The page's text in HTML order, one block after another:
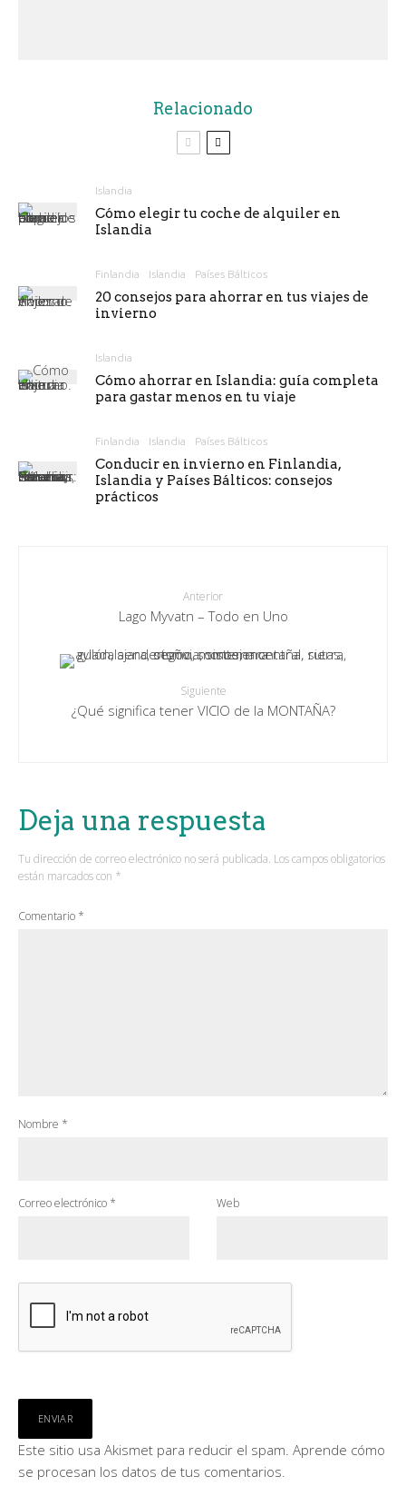
Relacionado
Islandia
Cómo elegir tu coche de alquiler en
Islandia
Finlandia Islandia Países Bálticos
20 consejos para ahorrar en tus viajes de
invierno
Islandia
Cómo ahorrar en Islandia: guía completa
para gastar menos en tu viaje
Finlandia Islandia Países Bálticos
Conducir en invierno en Finlandia,
Islandia y Países Bálticos: consejos
prácticos
Anterior
Lago Myvatn – Todo en Uno
Siguiente
¿Qué significa tener VICIO de la MONTAÑA?
Deja una respuesta
Tu dirección de correo electrónico no será publicada. Los campos obligatorios
están marcados con *
Comentario *
Nombre *
Correo electrónico * Web
Este sitio usa Akismet para reducir el spam. Aprende cómo
se procesan los datos de tus comentarios.